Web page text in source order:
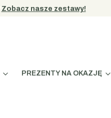
Zobacz nasze zestawy!
PREZENTY NA OKAZJĘ